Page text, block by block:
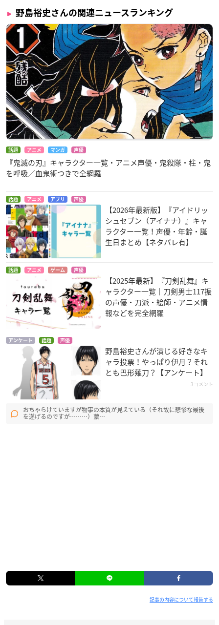
野島裕史さんの関連ニュースランキング
話題 アニメ マンガ 声優
『鬼滅の刃』キャラクター一覧・アニメ声優・鬼殺隊・柱・鬼
を呼吸／血鬼術つきで全網羅
話題 アニメ アプリ 声優
【2026年最新版】『アイドリッ
シュセブン（アイナナ）』キャ
ラクター一覧！声優・年齢・誕
生日まとめ【ネタバレ有】
話題 アニメ ゲーム 声優
【2025年最新】『刀剣乱舞』キ
ャラクター一覧｜刀剣男士117振
の声優・刀派・絵師・アニメ情
報などを完全網羅
アンケート 話題 声優
野島裕史さんが演じる好きなキ
ャラ投票！やっぱり伊月？それ
とも巴形薙刀？【アンケート】
3コメント
おちゃらけていますが物事の本質が見えている（それ故に悲惨な最後
を遂げるのですが………）蒙…
記事の内容について報告する